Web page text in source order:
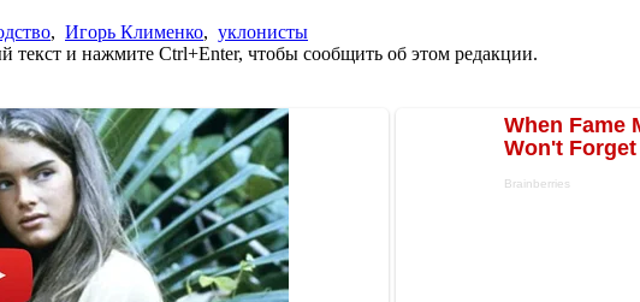
, Игорь Клименко, уклонисты
и нажмите Ctrl+Enter, чтобы сообщить об этом редакции.